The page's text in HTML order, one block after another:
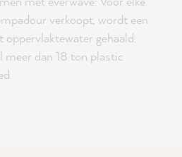
verkoopt, wordt een
gehaald.
dan 18 ton plastic